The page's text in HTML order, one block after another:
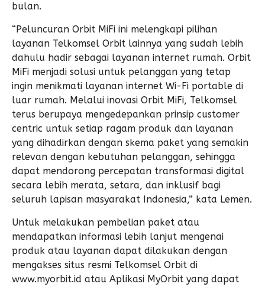
bulan.
“Peluncuran Orbit MiFi ini melengkapi pilihan
layanan Telkomsel Orbit lainnya yang sudah lebih
dahulu hadir sebagai layanan internet rumah. Orbit
MiFi menjadi solusi untuk pelanggan yang tetap
ingin menikmati layanan internet Wi-Fi portable di
luar rumah. Melalui inovasi Orbit MiFi, Telkomsel
terus berupaya mengedepankan prinsip customer
centric untuk setiap ragam produk dan layanan
yang dihadirkan dengan skema paket yang semakin
relevan dengan kebutuhan pelanggan, sehingga
dapat mendorong percepatan transformasi digital
secara lebih merata, setara, dan inklusif bagi
seluruh lapisan masyarakat Indonesia,” kata Lemen.
Untuk melakukan pembelian paket atau
mendapatkan informasi lebih lanjut mengenai
produk atau layanan dapat dilakukan dengan
mengakses situs resmi Telkomsel Orbit di
www.myorbit.id atau Aplikasi MyOrbit yang dapat